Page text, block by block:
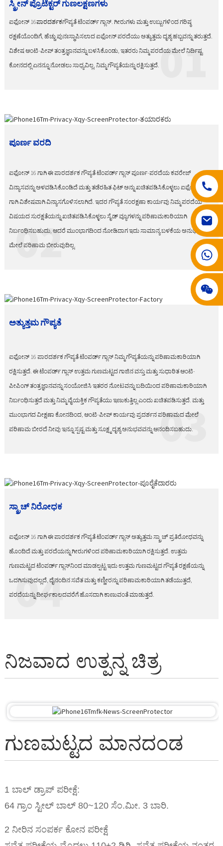
008617602075192 008617602075192
ಸ್ಕ್ರೀನ್ ಪ್ರೊಟೆಕ್ಟರ್ ಗುಣಲಕ್ಷಣಗಳು
ಐಫೋನ್ 16ಪಾರದರ್ಶಕಗೌಪ್ಯತೆ ಟೆಂಪರ್ಡ್ ಗ್ಲಾಸ್. ಗೀರುಗಳು ಮತ್ತು ಉಬ್ಬುಗಳಿಂದ ಗರಿಷ್ಠ
ರಕ್ಷಣೆಯೊಂದಿಗೆ, ಹೆಚ್ಚು ಪುನಃಸ್ಥಾಪಿಸಲಾದ ಐಫೋನ್ ಪರದೆಯು ಅತ್ಯುತ್ತಮ ದೃಶ್ಯ ಹಬ್ಬವನ್ನು ತರುತ್ತದೆ.
ವಿಶೇಷ ಆಂಟಿ-ಪೀಪ್ ತಂತ್ರಜ್ಞಾನವನ್ನು ಬಳಸಿಕೊಂಡು, ಇತರರು ನಿಮ್ಮ ಪರದೆಯ ಮೇಲೆ ನಿರ್ದಿಷ್ಟ
ಕೋನದಲ್ಲಿ ಏನನ್ನೂ ನೋಡಲು ಸಾಧ್ಯವಿಲ್ಲ, ನಿಮ್ಮ ಗೌಪ್ಯತೆಯನ್ನು ರಕ್ಷಿಸುತ್ತದೆ. 01
ಪೂರ್ಣ ವರದಿ
ಐಫೋನ್ 16 ಗಾಗಿ ಈ ಪಾರದರ್ಶಕ ಗೌಪ್ಯತೆ ಟೆಂಪರ್ಡ್ ಗ್ಲಾಸ್ ಪೂರ್ಣ-ಪರದೆಯ ಕವರೇಜ್
ವಿನ್ಯಾಸವನ್ನು ಅಳವಡಿಸಿಕೊಂಡಿದೆ ಮತ್ತು ತಡೆರಹಿತ ಫಿಟ್ ಅನ್ನು ಖಚಿತಪಡಿಸಿಕೊಳ್ಳಲು ಐಫೋನ್ 16
ಗಾಗಿ ವಿಶೇಷವಾಗಿ ವಿನ್ಯಾಸಗೊಳಿಸಲಾಗಿದೆ. ಇದರ ಗೌಪ್ಯತೆ ಸಂರಕ್ಷಣಾ ಕಾರ್ಯವು ನಿಮ್ಮ ಪರದೆಯ
ವಿಷಯದ ಸುರಕ್ಷತೆಯನ್ನು ಖಚಿತಪಡಿಸಿಕೊಳ್ಳಲು ಸೈಡ್ ವ್ಯೂಗಳನ್ನು ಪರಿಣಾಮಕಾರಿಯಾಗಿ
ನಿರ್ಬಂಧಿಸಬಹುದು, ಆದರೆ ಮುಂಭಾಗದಿಂದ ನೋಡಿದಾಗ ಇದು ಸಾಮಾನ್ಯ ಬಳಕೆಯ ಅನುಭವದ
ಮೇಲೆ ಪರಿಣಾಮ ಬೀರುವುದಿಲ್ಲ.
02
ಅತ್ಯುತ್ತಮ ಗೌಪ್ಯತೆ
ಐಫೋನ್ 16 ಪಾರದರ್ಶಕ ಗೌಪ್ಯತೆ ಟೆಂಪರ್ಡ್ ಗ್ಲಾಸ್ ನಿಮ್ಮ ಗೌಪ್ಯತೆಯನ್ನು ಪರಿಣಾಮಕಾರಿಯಾಗಿ
ರಕ್ಷಿಸುತ್ತದೆ. ಈ ಟೆಂಪರ್ಡ್ ಗ್ಲಾಸ್ ಉತ್ತಮ ಗುಣಮಟ್ಟದ ಗಾಜಿನ ವಸ್ತು ಮತ್ತು ಸುಧಾರಿತ ಆಂಟಿ-
ಪೀಪಿಂಗ್ ತಂತ್ರಜ್ಞಾನವನ್ನು ಸಂಯೋಜಿಸಿ ಇತರರ ನೋಟವನ್ನು ಬದಿಯಿಂದ ಪರಿಣಾಮಕಾರಿಯಾಗಿ
ನಿರ್ಬಂಧಿಸುತ್ತದೆ ಮತ್ತು ನಿಮ್ಮ ವೈಯಕ್ತಿಕ ಗೌಪ್ಯತೆಯು ಇಣುಕುತ್ತಿಲ್ಲ ಎಂದು ಖಚಿತಪಡಿಸುತ್ತದೆ. ಮತ್ತು
ಮುಂಭಾಗದ ವೀಕ್ಷಣಾ ಕೋನದಿಂದ, ಆಂಟಿ-ಪೀಪ್ ಕಾರ್ಯವು ಪ್ರದರ್ಶನ ಪರಿಣಾಮದ ಮೇಲೆ
ಪರಿಣಾಮ ಬೀರದೆ ನೀವು ಇನ್ನೂ ಸ್ಪಷ್ಟ ಮತ್ತು ಸೂಕ್ಷ್ಮ ದೃಶ್ಯ ಅನುಭವವನ್ನು ಆನಂದಿಸಬಹುದು.
03
ಸ್ಕ್ರಾಚ್ ನಿರೋಧಕ
ಐಫೋನ್ 16 ಗಾಗಿ ಈ ಪಾರದರ್ಶಕ ಗೌಪ್ಯತೆ ಟೆಂಪರ್ಡ್ ಗ್ಲಾಸ್ ಅತ್ಯುತ್ತಮ ಸ್ಕ್ರಾಚ್ ಪ್ರತಿರೋಧವನ್ನು
ಹೊಂದಿದೆ ಮತ್ತು ಪರದೆಯನ್ನು ಗೀರುಗಳಿಂದ ಪರಿಣಾಮಕಾರಿಯಾಗಿ ರಕ್ಷಿಸುತ್ತದೆ. ಉತ್ತಮ
ಗುಣಮಟ್ಟದ ಟೆಂಪರ್ಡ್ ಗ್ಲಾಸ್‌ನಿಂದ ಮಾಡಲ್ಪಟ್ಟ ಇದು ಉತ್ತಮ ಗುಣಮಟ್ಟದ ಗೌಪ್ಯತೆ ರಕ್ಷಣೆಯನ್ನು
ಒದಗಿಸುವುದಲ್ಲದೆ, ದೈನಂದಿನ ಸವೆತ ಮತ್ತು ಕಣ್ಣೀರನ್ನು ಪರಿಣಾಮಕಾರಿಯಾಗಿ ತಡೆಯುತ್ತದೆ,
ಪರದೆಯನ್ನು ದೀರ್ಘಕಾಲದವರೆಗೆ ಹೊಸದಾಗಿ ಕಾಣುವಂತೆ ಮಾಡುತ್ತದೆ.
04
ನಿಜವಾದ ಉತ್ಪನ್ನ ಚಿತ್ರ
ಗುಣಮಟ್ಟದ ಮಾನದಂಡ
1 ಬಾಲ್ ಡ್ರಾಪ್ ಪರೀಕ್ಷೆ:
64 ಗ್ರಾಂ ಸ್ಟೀಲ್ ಬಾಲ್ 80~120 ಸೆಂ.ಮೀ. 3 ಬಾರಿ.
2 ನೀರಿನ ಸಂಪರ್ಕ ಕೋನ ಪರೀಕ್ಷೆ